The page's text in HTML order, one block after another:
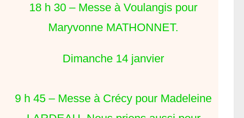
18 h 30 – Messe à Voulangis pour
Maryvonne MATHONNET.
Dimanche 14 janvier
9 h 45 – Messe à Crécy pour Madeleine